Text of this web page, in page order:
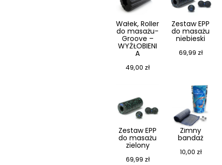
Wałek, Roller
do masażu-
Groove –
WYŻŁOBIENI
A
49,00 zł
Zestaw EPP
do masażu
niebieski
69,99 zł
Zestaw EPP
do masażu
zielony
69,99 zł
Zimny
bandaż
10,00 zł